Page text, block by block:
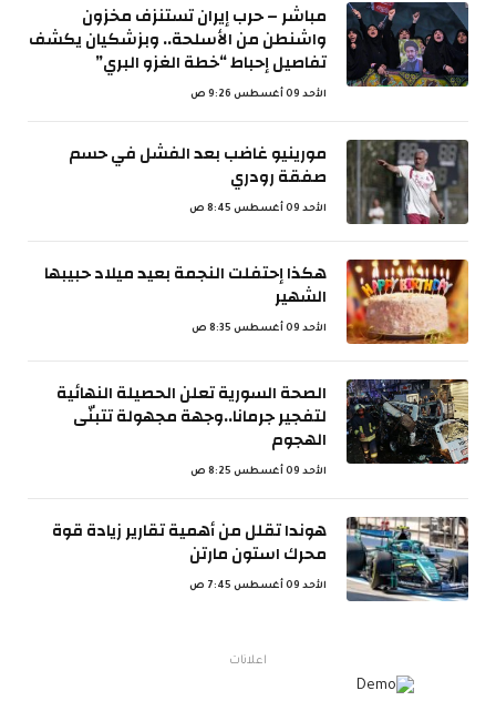
مباشر – حرب إيران تستنزف مخزون
واشنطن من الأسلحة.. وبزشكيان يكشف
تفاصيل إحباط “خطة الغزو البري”
الأحد 09 أغسطس 9:26 ص
مورينيو غاضب بعد الفشل في حسم
صفقة رودري
الأحد 09 أغسطس 8:45 ص
هكذا إحتفلت النجمة بعيد ميلاد حبيبها
الشهير
الأحد 09 أغسطس 8:35 ص
الصحة السورية تعلن الحصيلة النهائية
لتفجير جرمانا..وجهة مجهولة تتبنّى
الهجوم
الأحد 09 أغسطس 8:25 ص
هوندا تقلل من أهمية تقارير زيادة قوة
محرك استون مارتن
الأحد 09 أغسطس 7:45 ص
اعلانات